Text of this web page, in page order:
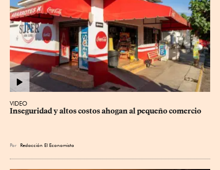
VIDEO
Inseguridad y altos costos ahogan al pequeño comercio
Por Redacción El Economista